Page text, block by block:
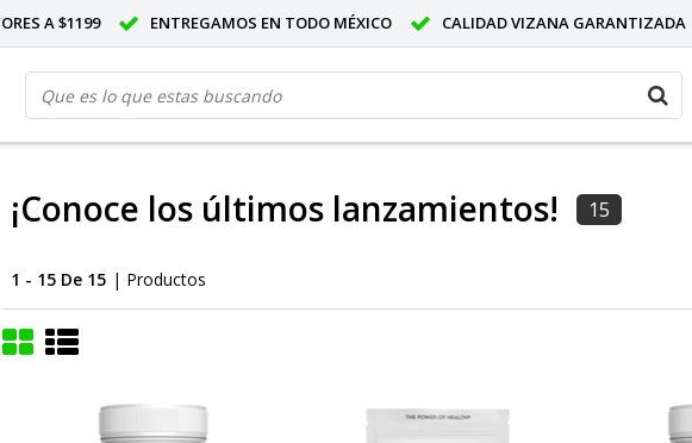
A $1199 ENTREGAMOS EN TODO MÉXICO CALIDAD VIZANA GARANTIZADA
¡Conoce los últimos lanzamientos! 15
1 - 15 De 15 | Productos